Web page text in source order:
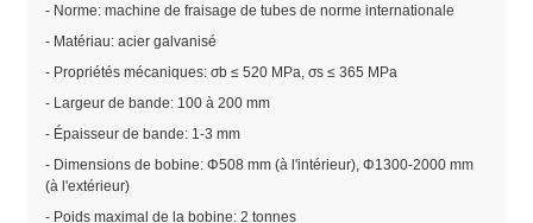
- Norme: machine de fraisage de tubes de norme internationale
- Matériau: acier galvanisé
- Propriétés mécaniques: σb ≤ 520 MPa, σs ≤ 365 MPa
- Largeur de bande: 100 à 200 mm
- Épaisseur de bande: 1-3 mm
- Dimensions de bobine: Φ508 mm (à l'intérieur), Φ1300-2000 mm
(à l'extérieur)
- Poids maximal de la bobine: 2 tonnes